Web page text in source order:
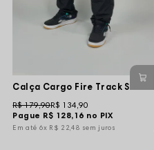
Pague R$ 128,16 no PIX
R$ 179,90R$ 134,90
6x R$ 22,48 sem juros